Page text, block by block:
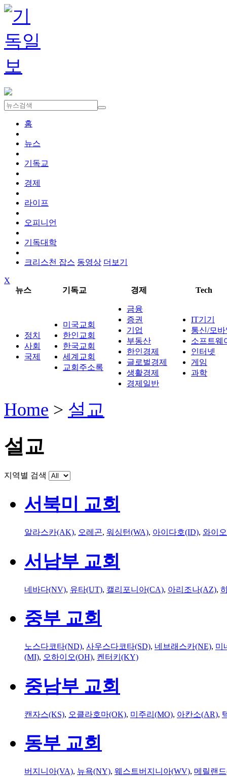
홈
뉴스
기독교
경제
라이프
오피니언
기독대학
크리스천 잡스 동영상 더보기
X
뉴스
기독교 경제 Tech
정치
사회
국제
미국교회
한인교회
한국교회
세계교회
교회주소록
금융
증권
기업
부동산
한인경제
글로벌경제
생활경제
경제일반
IT기기
통신/모
소프트웨
인터넷
게임
과학
Home > 설교
설교
지역별 검색
서북미 교회
알라스카(AK), 오레곤, 워싱턴(WA), 아이다호(ID), 와이
서남부 교회
네바다(NV), 유타(UT), 캘리포니아(CA), 아리조나(AZ),
중부 교회
노스다코타(ND), 사우스다코타(SD), 네브래스카(NE), 미
(MI), 오하이오(OH), 켄터키(KY)
중남부 교회
캔자스(KS), 오클라호마(OK), 미주리(MO), 아칸소(AR),
동부 교회
버지니아(VA), 뉴욕(NY), 웨스트버지니아(WV), 메릴랜